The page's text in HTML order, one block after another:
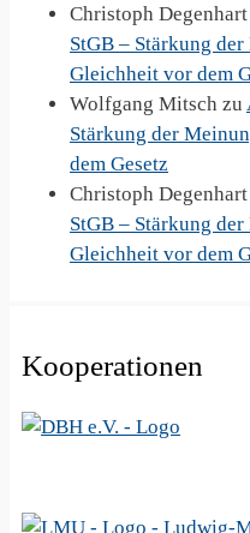
Christoph Degenhart
StGB – Stärkung
Gleichheit vor dem
Wolfgang Mitsch zu
Stärkung der
dem Gesetz
Christoph Degenhart
StGB – Stärkung
Gleichheit vor dem
Kooperationen